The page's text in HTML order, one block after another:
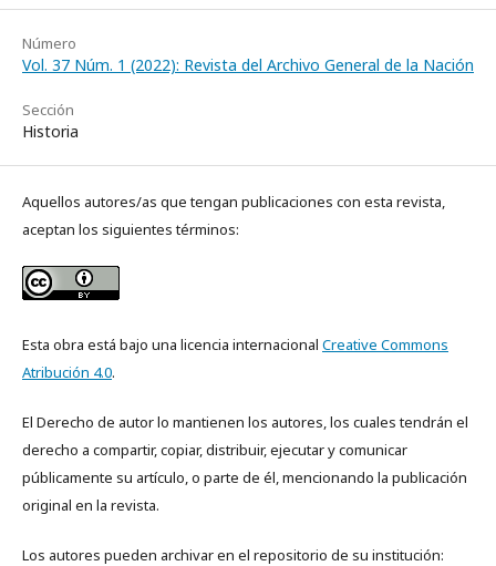
Número
Vol. 37 Núm. 1 (2022): Revista del Archivo General de la Nación
Sección
Historia
Aquellos autores/as que tengan publicaciones con esta revista,
aceptan los siguientes términos:
Esta obra está bajo una licencia internacional Creative Commons
Atribución 4.0.
El Derecho de autor lo mantienen los autores, los cuales tendrán el
derecho a compartir, copiar, distribuir, ejecutar y comunicar
públicamente su artículo, o parte de él, mencionando la publicación
original en la revista.
Los autores pueden archivar en el repositorio de su institución: